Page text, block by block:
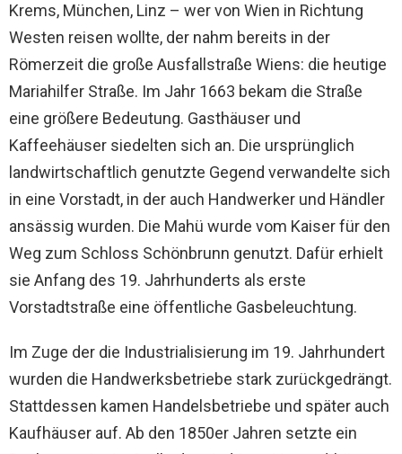
Krems, München, Linz – wer von Wien in Richtung
Westen reisen wollte, der nahm bereits in der
Römerzeit die große Ausfallstraße Wiens: die heutige
Mariahilfer Straße. Im Jahr 1663 bekam die Straße
eine größere Bedeutung. Gasthäuser und
Kaffeehäuser siedelten sich an. Die ursprünglich
landwirtschaftlich genutzte Gegend verwandelte sich
in eine Vorstadt, in der auch Handwerker und Händler
ansässig wurden. Die Mahü wurde vom Kaiser für den
Weg zum Schloss Schönbrunn genutzt. Dafür erhielt
sie Anfang des 19. Jahrhunderts als erste
Vorstadtstraße eine öffentliche Gasbeleuchtung.
Im Zuge der die Industrialisierung im 19. Jahrhundert
wurden die Handwerksbetriebe stark zurückgedrängt.
Stattdessen kamen Handelsbetriebe und später auch
Kaufhäuser auf. Ab den 1850er Jahren setzte ein